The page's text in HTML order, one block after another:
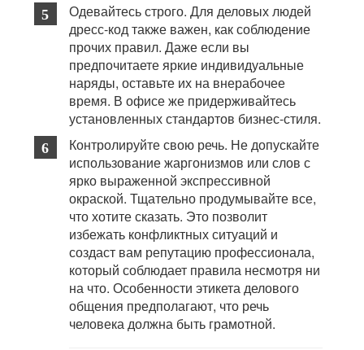
Одевайтесь строго. Для деловых людей
дресс-код также важен, как соблюдение
прочих правил. Даже если вы
предпочитаете яркие индивидуальные
наряды, оставьте их на внерабочее
время. В офисе же придерживайтесь
установленных стандартов бизнес-стиля.
Контролируйте свою речь. Не допускайте
использование жаргонизмов или слов с
ярко выраженной экспрессивной
окраской. Тщательно продумывайте все,
что хотите сказать. Это позволит
избежать конфликтных ситуаций и
создаст вам репутацию профессионала,
который соблюдает правила несмотря ни
на что. Особенности этикета делового
общения предполагают, что речь
человека должна быть грамотной.